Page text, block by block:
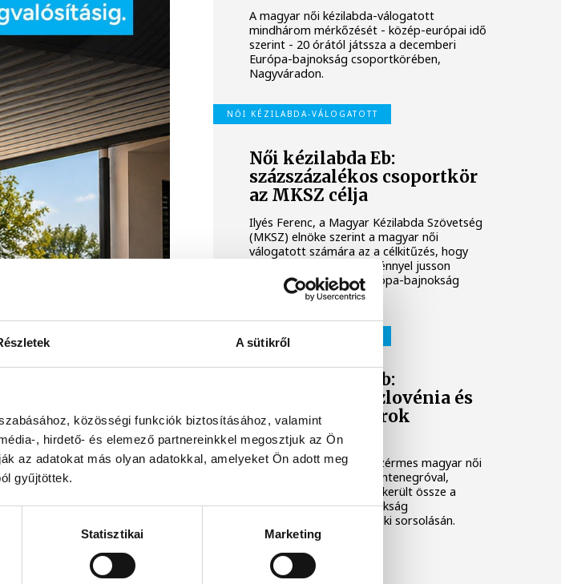
A sütikről
közösségi funkciók biztosításához, valamint
, hirdető- és elemező partnereinkkel megosztjuk az Ön
az adatokat más olyan adatokkal, amelyeket Ön adott meg
gyűjtöttek.
Statisztikai Marketing
A magyar női kézilabda-válogatott
mindhárom mérkőzését - közép-európai idő
szerint - 20 órától játssza a decemberi
Európa-bajnokság csoportkörében,
Nagyváradon.
NŐI KÉZILABDA-VÁLOGATOTT
Női kézilabda Eb:
százszázalékos csoportkör
az MKSZ célja
Ilyés Ferenc, a Magyar Kézilabda Szövetség
(MKSZ) elnöke szerint a magyar női
válogatott számára az a célkitűzés, hogy
százszázalékos teljesítménnyel jusson
tovább a decemberi Európa-bajnokság
csoportköréből.
NŐI KÉZILABDA-VÁLOGATOTT
Női kézilabda Eb:
Montenegró, Szlovénia és
Izland a magyarok
csoportjában
A legutóbbi tornán bronzérmes magyar női
kézilabda-válogatott Montenegróval,
Szlovéniával és Izlanddal került össze a
decemberi Európa-bajnokság
csoportkörének csütörtöki sorsolásán.